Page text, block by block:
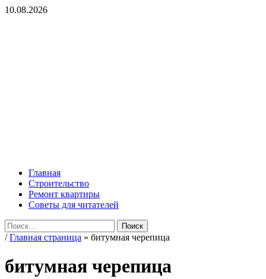
Перейти
10.08.2026
Главная
Строительство
Ремонт квартиры
Советы для читателей
Найти:
/Главная страница » битумная черепица
битумная черепица